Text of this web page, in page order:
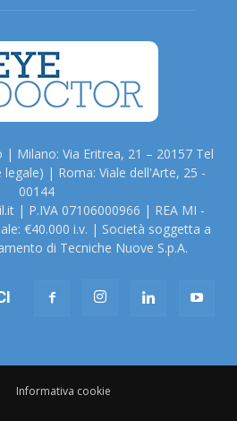
Milano: Via Eritrea, 21 – 20157 Tel
legale) | Roma: Viale dell'Arte, 25 -
00144
| P.IVA 07106000966 | REA MI -
€40.000 i.v. | Società soggetta a
di Tecniche Nuove S.p.A.
Informativa cookie